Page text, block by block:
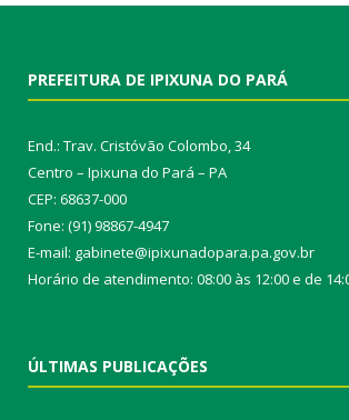
PREFEITURA DE IPIXUNA DO PARÁ
End.: Trav. Cristóvão Colombo, 34
Centro – Ipixuna do Pará – PA
CEP: 68637-000
Fone: (91) 98867-4947
E-mail: gabinete@ipixunadopara.pa.gov.br
Horário de atendimento: 08:00 às 12:00 e de
ÚLTIMAS PUBLICAÇÕES